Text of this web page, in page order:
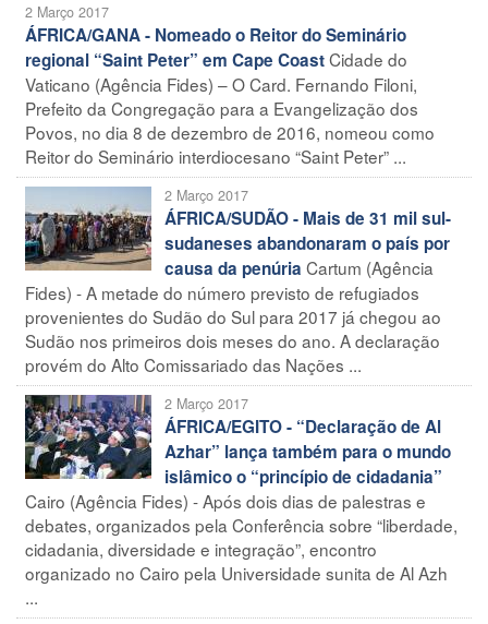
2 Março 2017
ÁFRICA/GANA - Nomeado o Reitor do Seminário
regional “Saint Peter” em Cape CoastCidade do
Vaticano (Agência Fides) – O Card. Fernando Filoni,
Prefeito da Congregação para a Evangelização dos
Povos, no dia 8 de dezembro de 2016, nomeou como
Reitor do Seminário interdiocesano “Saint Peter” ...
2 Março 2017
ÁFRICA/SUDÃO - Mais de 31 mil sul-
sudaneses abandonaram o país por
causa da penúria Cartum (Agência
Fides) - A metade do número previsto de refugiados
provenientes do Sudão do Sul para 2017 já chegou ao
Sudão nos primeiros dois meses do ano. A declaração
provém do Alto Comissariado das Nações ...
2 Março 2017
ÁFRICA/EGITO - “Declaração de Al
Azhar” lança também para o mundo
islâmico o “princípio de cidadania”
Cairo (Agência Fides) - Após dois dias de palestras e
debates, organizados pela Conferência sobre “liberdade,
cidadania, diversidade e integração”, encontro
organizado no Cairo pela Universidade sunita de Al Azh
...